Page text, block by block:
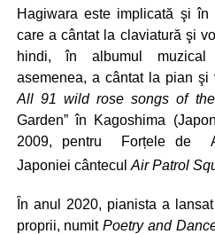
Hagiwara este implicată şi
care a cântat la claviatură şi
hindi, în albumul
asemenea, a cântat la pian
All 91 wild rose songs of
Garden” în Kagoshima
2009, pentru Forțele de
Japoniei cântecul Air Patrol
În anul 2020, pianista a
proprii, numitPoetry and